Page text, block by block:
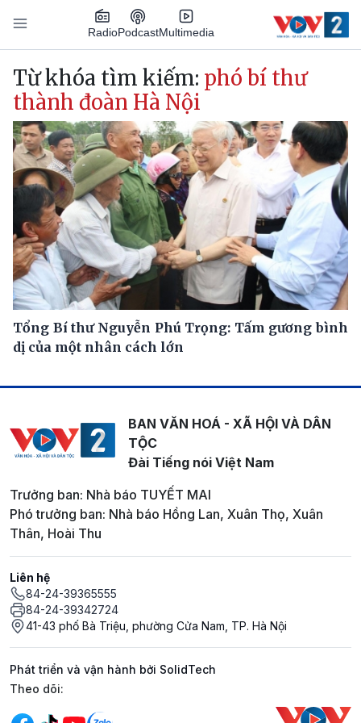
Nhảy đến nội dung
RadioPodcastMultimedia
Main navigation
Từ khóa tìm kiếm: phó bí thư
thành đoàn Hà Nội
Tổng Bí thư Nguyễn Phú Trọng: Tấm gương bình
dị của một nhân cách lớn
BAN VĂN HOÁ - XÃ HỘI VÀ DÂN
TỘC
Đài Tiếng nói Việt Nam
Trưởng ban: Nhà báo TUYẾT MAI
Phó trưởng ban: Nhà báo Hồng Lan, Xuân Thọ, Xuân
Thân, Hoài Thu
Liên hệ
84-24-39365555
84-24-39342724
41-43 phố Bà Triệu, phường Cửa Nam, TP. Hà Nội
Phát triển và vận hành bởi SolidTech
Mạng xã hội
Theo dõi: